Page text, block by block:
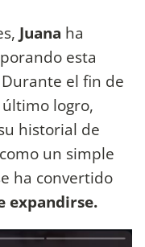
Juana ha
esta
el fin de
logro,
historial de
un simple
ha convertido
expandirse.